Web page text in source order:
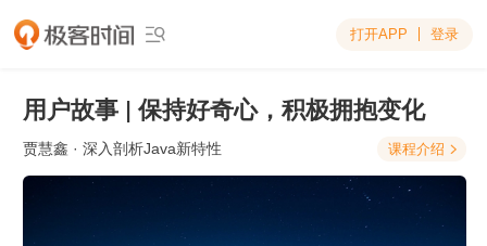
 打开APP 登录
用户故事 | 保持好奇心，积极拥抱变化
贾慧鑫 · 深入剖析Java新特性 课程介绍 